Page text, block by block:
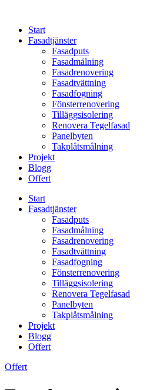
contentStart
Fasadtjänster
Fasadputs
Fasadmålning
Fasadrenovering
Fasadtvättning
Fasadfogning
Fönsterrenovering
Tilläggsisolering
Renovera Tegelfasad
Panelbyten
Takplåtsmålning
Projekt
Blogg
Offert
Start
Fasadtjänster
Fasadputs
Fasadmålning
Fasadrenovering
Fasadtvättning
Fasadfogning
Fönsterrenovering
Tilläggsisolering
Renovera Tegelfasad
Panelbyten
Takplåtsmålning
Projekt
Blogg
Offert
Offert